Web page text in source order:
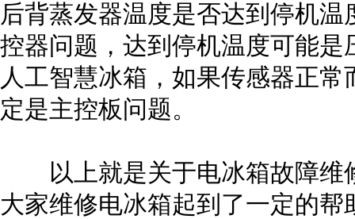
后背蒸发器温度是否达到停机
控器问题，达到停机温度可能
人工智慧冰箱，如果传感器正
定是主控板问题。
以上就是关于电冰箱故障维
大家维修电冰箱起到了一定的